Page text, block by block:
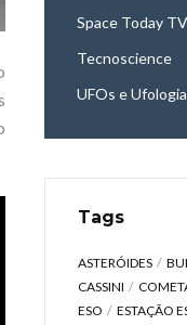
Space Today TV
Tecnoscience
UFOs e Ufologia
Tags
ASTERÓIDES
CASSINI
ESO
ESTAÇÃO